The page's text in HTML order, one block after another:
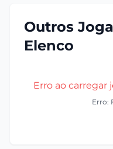
Outros
Elenco
Erro ao carregar
Erro: